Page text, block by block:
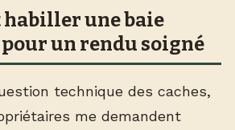
habiller une baie
un rendu soigné
technique des caches,
me demandent